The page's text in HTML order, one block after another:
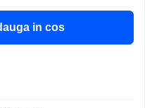
in cos